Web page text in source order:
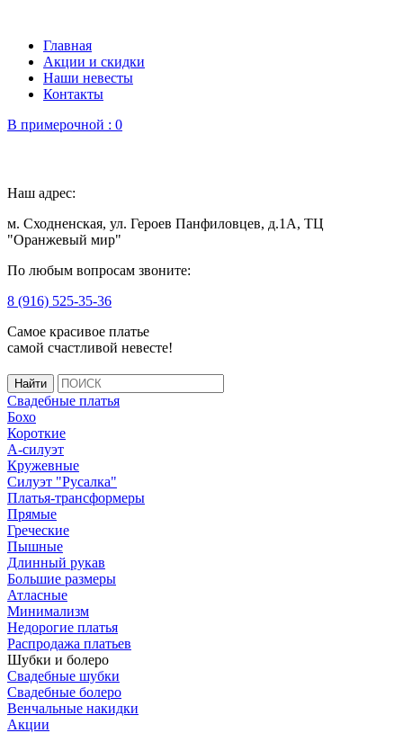
Главная
Акции и скидки
Наши невесты
Контакты
В примерочной : 0
Наш адрес:
м. Сходненская, ул. Героев Панфиловцев, д.1А, ТЦ
"Оранжевый мир"
По любым вопросам звоните:
8 (916) 525-35-36
Самое красивое платье
самой счастливой невесте!
Свадебные платья
Бохо
Короткие
А-силуэт
Кружевные
Силуэт "Русалка"
Платья-трансформеры
Прямые
Греческие
Пышные
Длинный рукав
Большие размеры
Атласные
Минимализм
Недорогие платья
Распродажа платьев
Шубки и болеро
Свадебные шубки
Свадебные болеро
Венчальные накидки
Акции